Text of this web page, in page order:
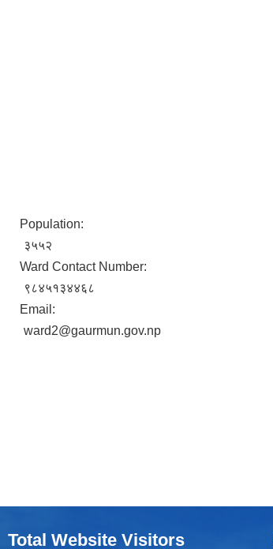
Population:
३५५२
Ward Contact Number:
९८४५१३४४६८
Email:
ward2@gaurmun.gov.np
Total Website Visitors